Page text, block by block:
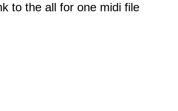
to the all for one midi file